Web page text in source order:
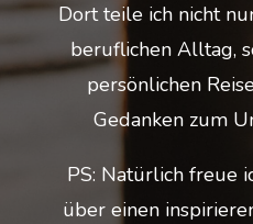
Dort teile ich nicht
beruflichen Alltag,
persönlichen
Gedanken zum
PS: Natürlich freue
über einen